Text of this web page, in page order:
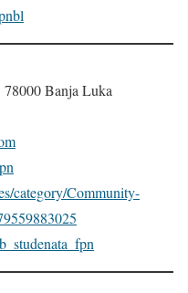
Banja Luka
category/Community-